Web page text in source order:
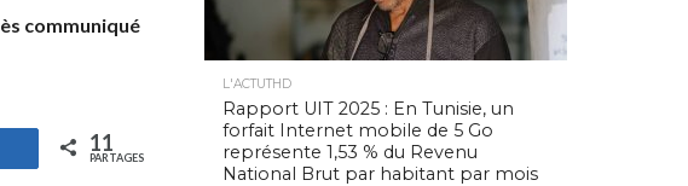
communiqué
11
PARTAGES
L'ACTUTHD
Rapport UIT 2025 : En Tunisie, un
forfait Internet mobile de 5 Go
représente 1,53 % du Revenu
National Brut par habitant par mois